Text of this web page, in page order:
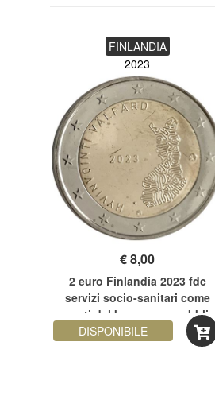
FINLANDIA
2023
€8,00
2 euro Finlandia 2023 fdc
servizi socio-sanitari come
garanti del benessere pubblico
DISPONIBILE